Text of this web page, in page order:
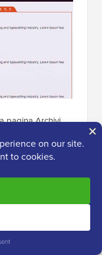
pagina Archivi,
del blocco,
di fare clic sul